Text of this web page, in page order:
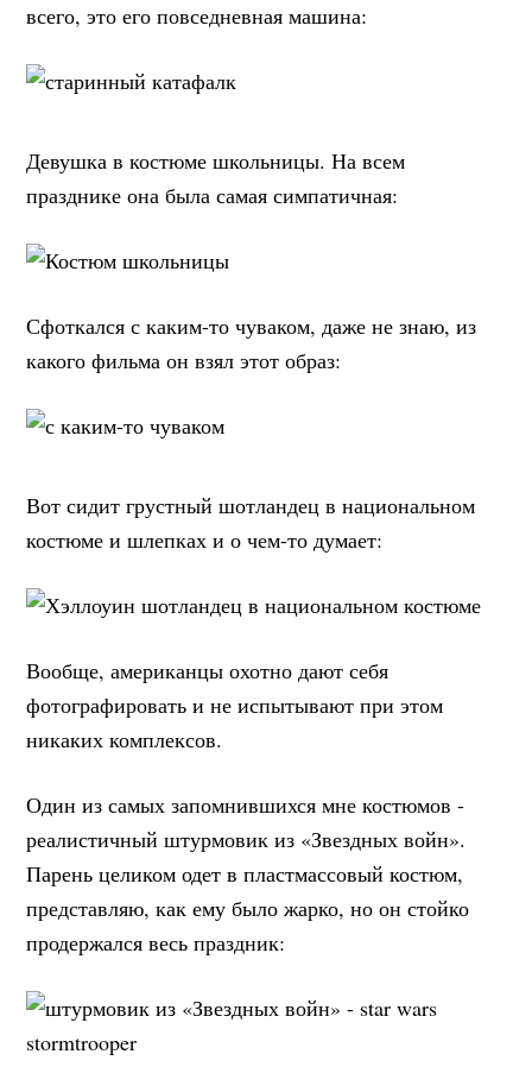
всего, это его повседневная машина:
Девушка в костюме школьницы. На всем
празднике она была самая симпатичная:
Сфоткался с каким-то чуваком, даже не знаю, из
какого фильма он взял этот образ:
Вот сидит грустный шотландец в национальном
костюме и шлепках и о чем-то думает:
Вообще, американцы охотно дают себя
фотографировать и не испытывают при этом
никаких комплексов.
Один из самых запомнившихся мне костюмов -
реалистичный штурмовик из «Звездных войн».
Парень целиком одет в пластмассовый костюм,
представляю, как ему было жарко, но он стойко
продержался весь праздник: